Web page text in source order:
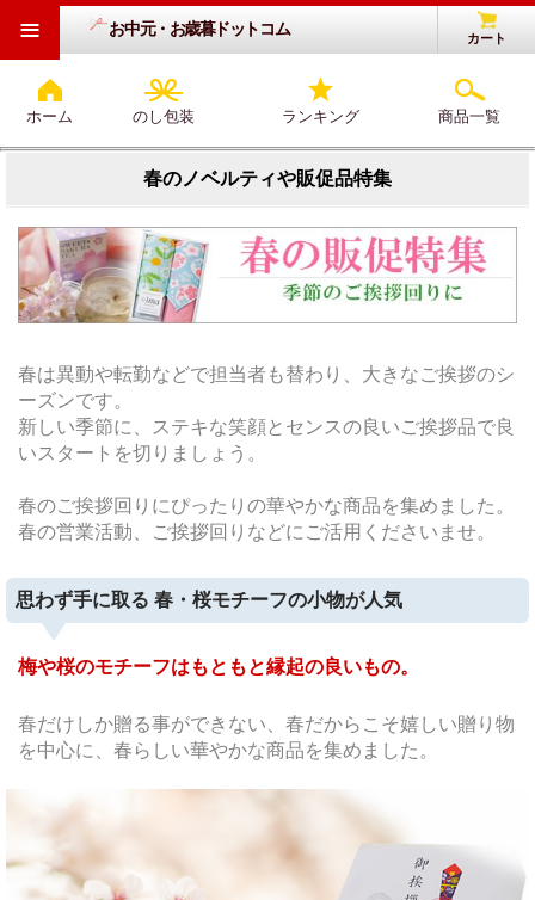
お中元・お歳暮ドットコム カート
ホーム のし包装 ランキング 商品一覧
≡
春のノベルティや販促品特集
春は異動や転勤などで担当者も替わり、大きなご挨拶のシ
ーズンです。
新しい季節に、ステキな笑顔とセンスの良いご挨拶品で良
いスタートを切りましょう。
春のご挨拶回りにぴったりの華やかな商品を集めました。
春の営業活動、ご挨拶回りなどにご活用くださいませ。
思わず手に取る 春・桜モチーフの小物が人気
梅や桜のモチーフはもともと縁起の良いもの。
春だけしか贈る事ができない、春だからこそ嬉しい贈り物
を中心に、春らしい華やかな商品を集めました。